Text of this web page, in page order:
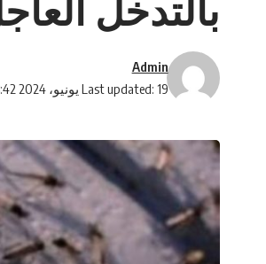
Last updated: 19 يونيو، 2024 3:42 م
Admin